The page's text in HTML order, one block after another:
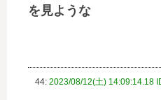
を見ような
44: 2023/08/12(土) 14:09:14.18